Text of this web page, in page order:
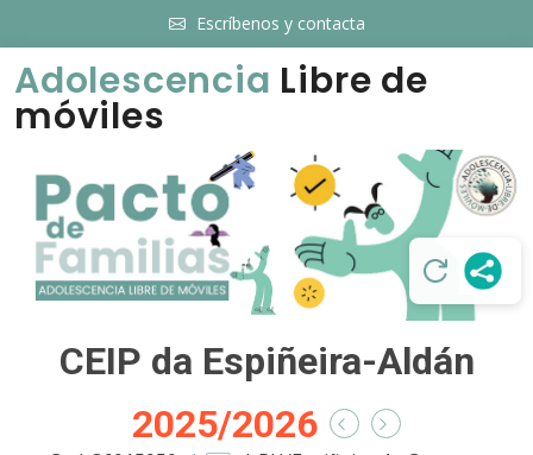
Escríbenos y contacta
Adolescencia Libre de
móviles
CEIP da Espiñeira-Aldán
2025/2026